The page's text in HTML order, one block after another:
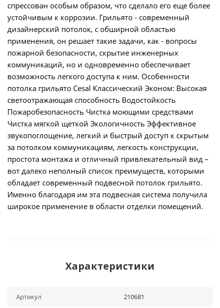
спрессован особым образом, что сделало его еще более
устойчивым к коррозии. Грильято - современный
дизайнерский потолок, с обширной областью
применения, он решает такие задачи, как - вопросы
пожарной безопасности, скрытие инженерных
коммуникаций, но и одновременно обеспечивает
возможность легкого доступа к ним. Особенности
потолка грильято Cesal Классический Эконом: Высокая
светоотражающая способность Водостойкость
Пожаробезопасность Чистка моющими средствами
Чистка мягкой щеткой Экологичность Эффективное
звукопоглощение, легкий и быстрый доступ к скрытым
за потолком коммуникациям, легкость конструкции,
простота монтажа и отличный привлекательный вид –
вот далеко неполный список преимуществ, которыми
обладает современный подвесной потолок грильято.
Именно благодаря им эта подвесная система получила
широкое применение в области отделки помещений.
Характеристики
Артикул 210681